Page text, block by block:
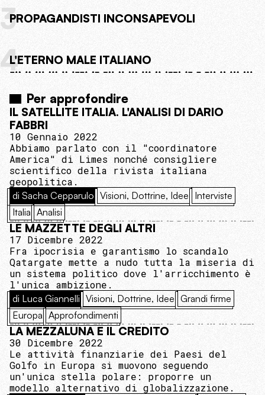
3PROPAGANDISTI INCONSAPEVOLI
4L'ETERNO MALE ITALIANO
Per approfondire
IL SATELLITE ITALIA. L'ANALISI DI DARIO
FABBRI
10 Gennaio 2022
Abbiamo parlato con il "coordinatore
America" di Limes nonché consigliere
scientifico della rivista italiana
geopolitica.
di Sacha Cepparulo Visioni, Dottrine, Idee Interviste
Italia Analisi
LE MAZZETTE DEGLI ALTRI
17 Dicembre 2022
Fra ipocrisia e garantismo lo scandalo
Qatargate mette a nudo tutta la miseria di
un sistema politico dove l'arricchimento è
l'unica ambizione.
di Luca Giannelli Visioni, Dottrine, Idee Grandi firme
Europa Approfondimenti
LA MEZZALUNA E IL CREDITO
30 Dicembre 2022
Le attività finanziarie dei Paesi del
Golfo in Europa si muovono seguendo
un'unica stella polare: proporre un
modello alternativo di globalizzazione.